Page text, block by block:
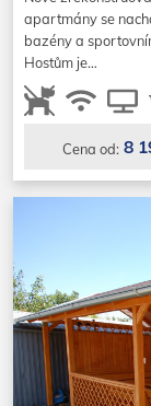
apartmány se
bazény a
Hostům je…
Cena od: 8